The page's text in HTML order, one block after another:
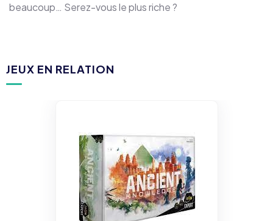
beaucoup… Serez-vous le plus riche ?
JEUX EN RELATION